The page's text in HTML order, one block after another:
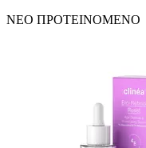
ΝΕΟ ΠΡΟΤΕΙΝΟΜΕΝΟ